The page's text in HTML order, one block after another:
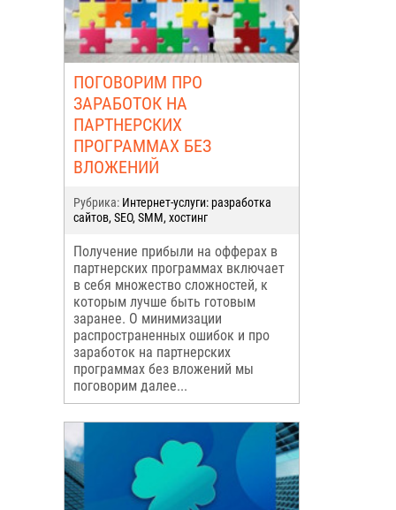
ПОГОВОРИМ ПРО
ЗАРАБОТОК НА
ПАРТНЕРСКИХ
ПРОГРАММАХ БЕЗ
ВЛОЖЕНИЙ
Рубрика: Интернет-услуги: разработка
сайтов, SEO, SMM, хостинг
Получение прибыли на офферах в
партнерских программах включает
в себя множество сложностей, к
которым лучше быть готовым
заранее. О минимизации
распространенных ошибок и про
заработок на партнерских
программах без вложений мы
поговорим далее...